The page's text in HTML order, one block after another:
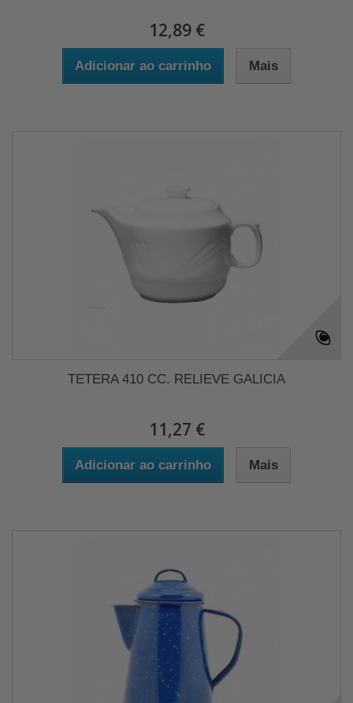
12,89 €
Adicionar ao carrinho Mais
TETERA 410 CC. RELIEVE GALICIA
11,27 €
Adicionar ao carrinho Mais